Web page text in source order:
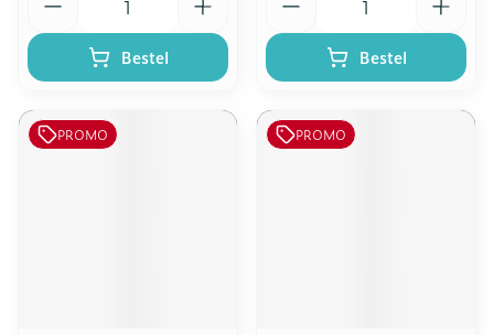
Bestel Bestel
PROMO PROMO